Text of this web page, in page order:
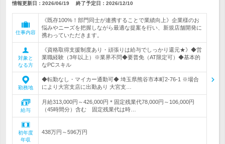
情報更新日：2026/06/19 終了予定日： 2026/12/10
仕事内容
《既存100%！部門同士が連携することで業績向上》企業様のお
悩みやニーズを把握しながら最適な提案を行い、新規店舗開発に
携わっていただきます。
対象と
なる方
《資格取得支援制度あり・頑張りは給与でしっかり還元★》◆営
業職経験（3年以上）※業界不問◆要普免（AT限定可）◆基本的
なPCスキル
勤務地
◆転勤なし・マイカー通勤可◆ 埼玉県熊谷市本町2-76-1 ※場合
により大宮支店に出勤あり 大宮支…
給与
月給313,000円～426,000円＊固定残業代78,000円～106,000円
（45時間分）含む 固定残業代は時…
初年度
年収
438万円～596万円